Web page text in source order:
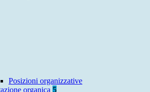
Posizioni organizzative
organica 5